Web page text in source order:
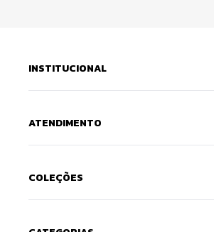
INSTITUCIONAL
ATENDIMENTO
COLEÇÕES